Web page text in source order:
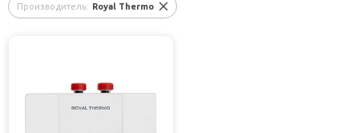
Производитель: Royal Thermo